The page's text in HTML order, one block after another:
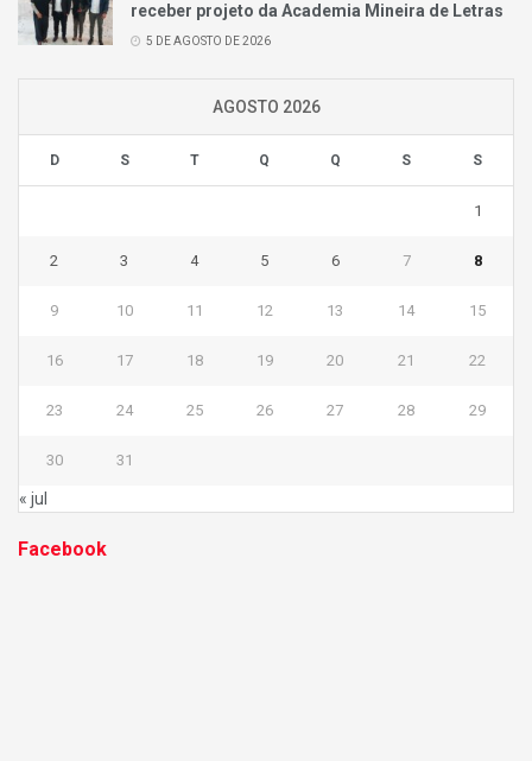
receber projeto da Academia Mineira de Letras
5 DE AGOSTO DE 2026
AGOSTO 2026
D S T Q Q S S
1
2 3 4 5 6 7 8
9 10 11 12 13 14 15
16 17 18 19 20 21 22
23 24 25 26 27 28 29
30 31
« jul
Facebook